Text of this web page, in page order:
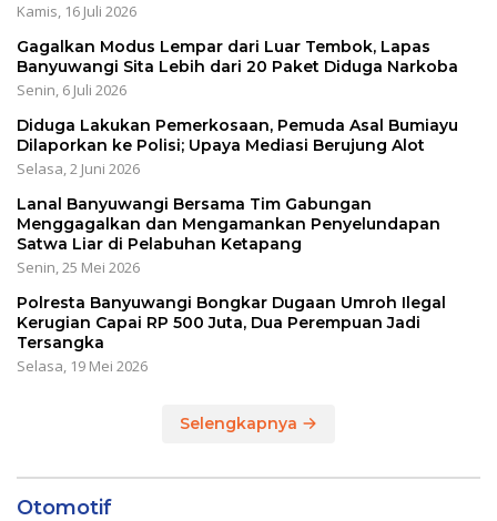
Kamis, 16 Juli 2026
Gagalkan Modus Lempar dari Luar Tembok, Lapas
Banyuwangi Sita Lebih dari 20 Paket Diduga Narkoba
Senin, 6 Juli 2026
Diduga Lakukan Pemerkosaan, Pemuda Asal Bumiayu
Dilaporkan ke Polisi; Upaya Mediasi Berujung Alot
Selasa, 2 Juni 2026
Lanal Banyuwangi Bersama Tim Gabungan
Menggagalkan dan Mengamankan Penyelundapan
Satwa Liar di Pelabuhan Ketapang
Senin, 25 Mei 2026
Polresta Banyuwangi Bongkar Dugaan Umroh Ilegal
Kerugian Capai RP 500 Juta, Dua Perempuan Jadi
Tersangka
Selasa, 19 Mei 2026
Selengkapnya
Otomotif